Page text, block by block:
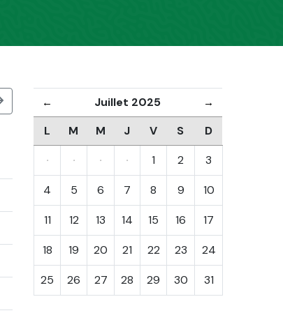
← Juillet 2025 →
L M M J V S
D
·
· · · 1 2 3
4 5 6 7 8 9 10
11 12 13 14 15 16 17
18 19 20 21 22 23 24
25 26 27 28 29 30 31